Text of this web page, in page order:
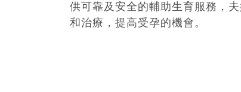
供可靠及安全的輔助生育服務，
和治療，提高受孕的機會。